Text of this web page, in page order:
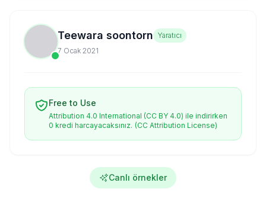
Teewara soontorn Yaratıcı
7 Ocak 2021
Free to Use
Attribution 4.0 International (CC BY 4.0) ile indirirken
0 kredi harcayacaksınız. (CC Attribution License)
Canlı örnekler